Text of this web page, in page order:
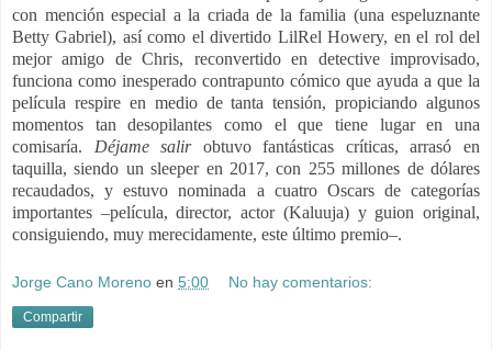
con mención especial a la criada de la familia (una espeluznante
Betty Gabriel), así como el divertido LilRel Howery, en el rol del
mejor amigo de Chris, reconvertido en detective improvisado,
funciona como inesperado contrapunto cómico que ayuda a que la
película respire en medio de tanta tensión, propiciando algunos
momentos tan desopilantes como el que tiene lugar en una
comisaría. Déjame salirobtuvo fantásticas críticas, arrasó en
taquilla, siendo un sleeper en 2017, con 255 millones de dólares
recaudados, y estuvo nominada a cuatro Oscars de categorías
importantes –película, director, actor (Kaluuja) y guion original,
consiguiendo, muy merecidamente, este último premio–.
Jorge Cano Moreno en 5:00 No hay comentarios:
Compartir